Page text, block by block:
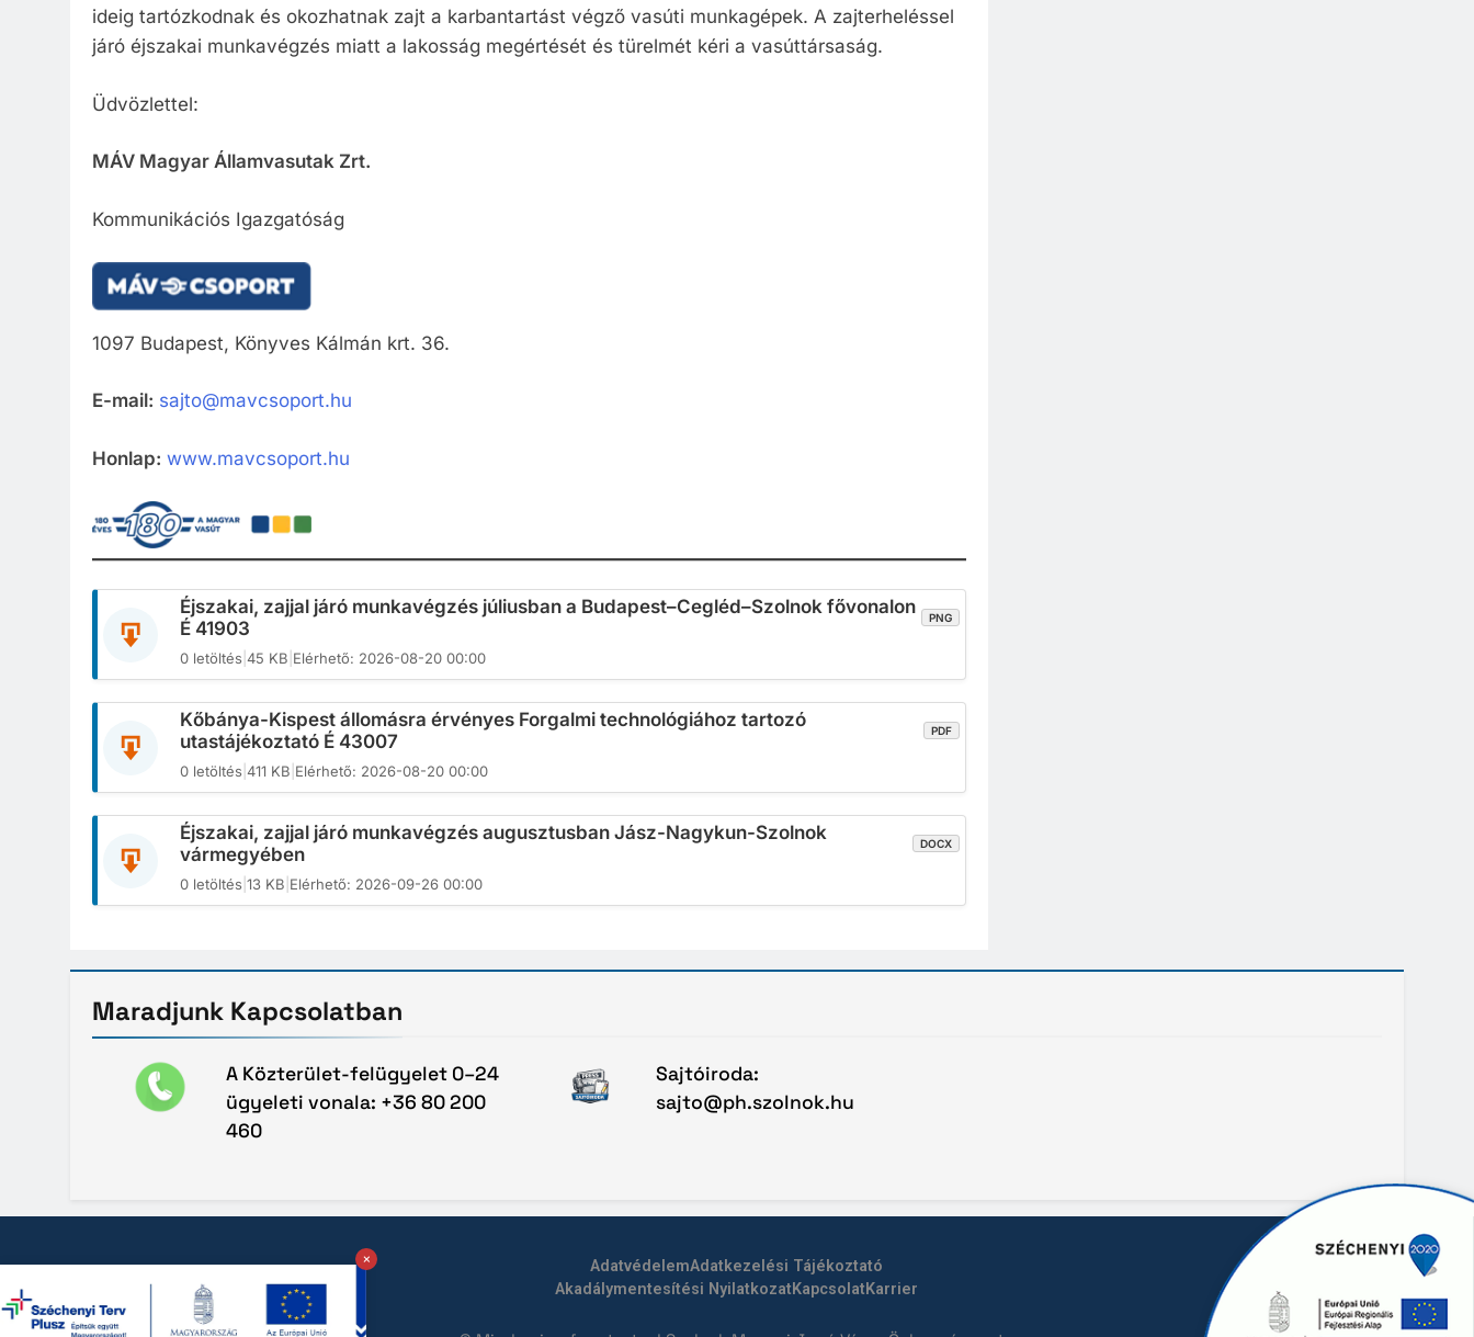
ideig tartózkodnak és okozhatnak zajt a karbantartást végző vasúti munkagépek. A zajterheléssel
járó éjszakai munkavégzés miatt a lakosság megértését és türelmét kéri a vasúttársaság.
Üdvözlettel:
MÁV Magyar Államvasutak Zrt.
Kommunikációs Igazgatóság
1097 Budapest, Könyves Kálmán krt. 36.
E-mail: sajto@mavcsoport.hu
Honlap: www.mavcsoport.hu
Éjszakai, zajjal járó munkavégzés júliusban a Budapest–Cegléd–Szolnok fővonalon
É 41903
PNG
0 letöltés 45 KB Elérhető: 2026-08-20 00:00
Kőbánya-Kispest állomásra érvényes Forgalmi technológiához tartozó
utastájékoztató É 43007
PDF
0 letöltés 411 KB Elérhető: 2026-08-20 00:00
Éjszakai, zajjal járó munkavégzés augusztusban Jász-Nagykun-Szolnok
vármegyében
DOCX
0 letöltés 13 KB Elérhető: 2026-09-26 00:00
Maradjunk Kapcsolatban
A Közterület-felügyelet 0–24
ügyeleti vonala: +36 80 200
460
Sajtóiroda:
sajto@ph.szolnok.hu
AdatvédelemAdatkezelési Tájékoztató
Akadálymentesítési NyilatkozatKapcsolatKarrier
×